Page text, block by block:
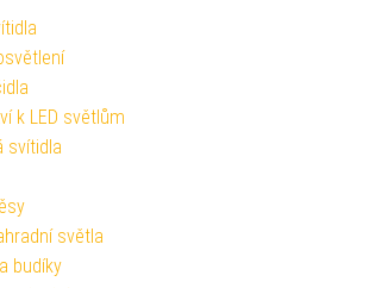
k LED světlům
svítidla
světla
budíky